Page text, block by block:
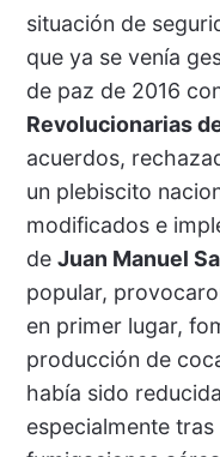
situación de
que ya se venía
de paz de 2016
Revolucionarias
acuerdos,
un plebiscito
modificados e
de Juan Manuel
popular,
en primer lugar,
producción de
había sido
especialmente